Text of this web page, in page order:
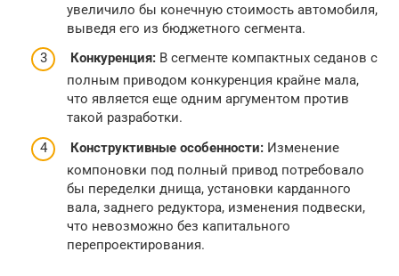
увеличило бы конечную стоимость автомобиля,
выведя его из бюджетного сегмента.
Конкуренция: В сегменте компактных седанов с
полным приводом конкуренция крайне мала,
что является еще одним аргументом против
такой разработки.
Конструктивные особенности: Изменение
компоновки под полный привод потребовало
бы переделки днища, установки карданного
вала, заднего редуктора, изменения подвески,
что невозможно без капитального
перепроектирования.